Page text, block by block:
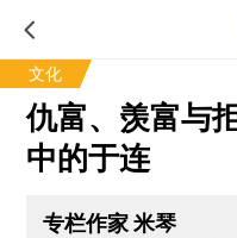
文化
仇富、羡富与
中的于连
专栏作家 米琴